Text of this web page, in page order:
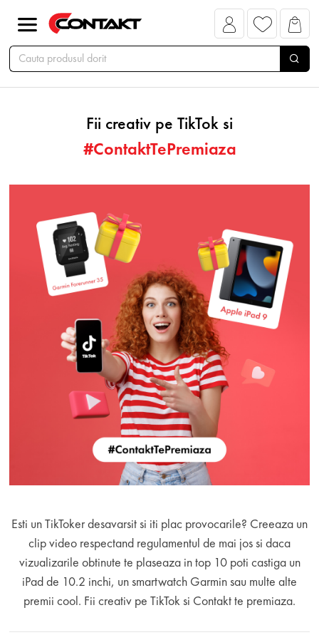
Fii creativ pe TikTok si
#ContaktTePremiaza
Esti un TikToker desavarsit si iti plac provocarile? Creeaza un
clip video respectand regulamentul de mai jos si daca
vizualizarile obtinute te plaseaza in top 10 poti castiga un
iPad de 10.2 inchi, un smartwatch Garmin sau multe alte
premii cool. Fii creativ pe TikTok si Contakt te premiaza.